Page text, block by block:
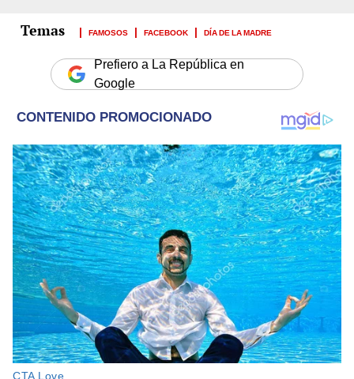
FAMOSOS FACEBOOK DÍA DE LA MADRE
Prefiero a La República en
Google